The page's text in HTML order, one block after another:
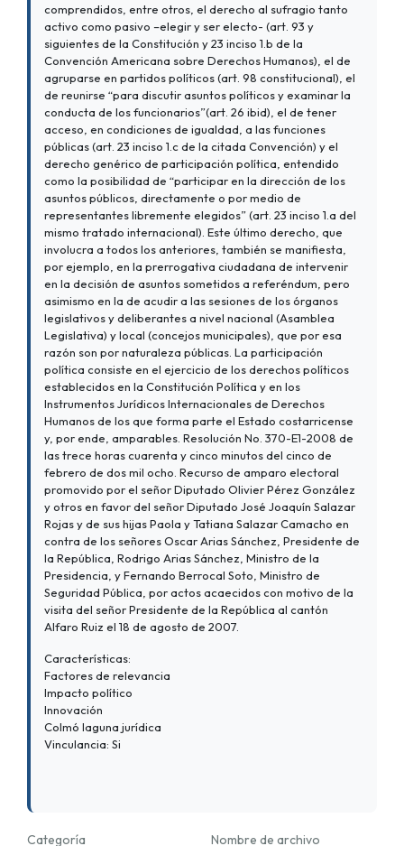
comprendidos, entre otros, el derecho al sufragio tanto
activo como pasivo –elegir y ser electo- (art. 93 y
siguientes de la Constitución y 23 inciso 1.b de la
Convención Americana sobre Derechos Humanos), el de
agruparse en partidos políticos (art. 98 constitucional), el
de reunirse “para discutir asuntos políticos y examinar la
conducta de los funcionarios”(art. 26 ibid), el de tener
acceso, en condiciones de igualdad, a las funciones
públicas (art. 23 inciso 1.c de la citada Convención) y el
derecho genérico de participación política, entendido
como la posibilidad de “participar en la dirección de los
asuntos públicos, directamente o por medio de
representantes libremente elegidos” (art. 23 inciso 1.a del
mismo tratado internacional). Este último derecho, que
involucra a todos los anteriores, también se manifiesta,
por ejemplo, en la prerrogativa ciudadana de intervenir
en la decisión de asuntos sometidos a referéndum, pero
asimismo en la de acudir a las sesiones de los órganos
legislativos y deliberantes a nivel nacional (Asamblea
Legislativa) y local (concejos municipales), que por esa
razón son por naturaleza públicas. La participación
política consiste en el ejercicio de los derechos políticos
establecidos en la Constitución Política y en los
Instrumentos Jurídicos Internacionales de Derechos
Humanos de los que forma parte el Estado costarricense
y, por ende, amparables. Resolución No. 370-E1-2008 de
las trece horas cuarenta y cinco minutos del cinco de
febrero de dos mil ocho. Recurso de amparo electoral
promovido por el señor Diputado Olivier Pérez González
y otros en favor del señor Diputado José Joaquín Salazar
Rojas y de sus hijas Paola y Tatiana Salazar Camacho en
contra de los señores Oscar Arias Sánchez, Presidente de
la República, Rodrigo Arias Sánchez, Ministro de la
Presidencia, y Fernando Berrocal Soto, Ministro de
Seguridad Pública, por actos acaecidos con motivo de la
visita del señor Presidente de la República al cantón
Alfaro Ruiz el 18 de agosto de 2007.
Características:
Factores de relevancia
Impacto político
Innovación
Colmó laguna jurídica
Vinculancia: Si
Categoría Nombre de archivo